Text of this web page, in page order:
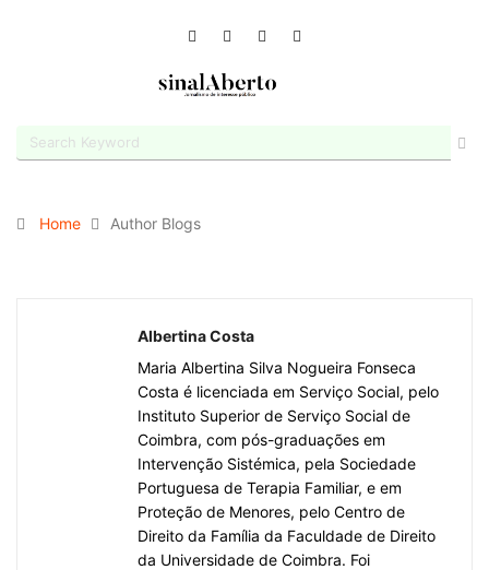
Home Author Blogs
Albertina Costa
Maria Albertina Silva Nogueira Fonseca
Costa é licenciada em Serviço Social, pelo
Instituto Superior de Serviço Social de
Coimbra, com pós-graduações em
Intervenção Sistémica, pela Sociedade
Portuguesa de Terapia Familiar, e em
Proteção de Menores, pelo Centro de
Direito da Família da Faculdade de Direito
da Universidade de Coimbra. Foi